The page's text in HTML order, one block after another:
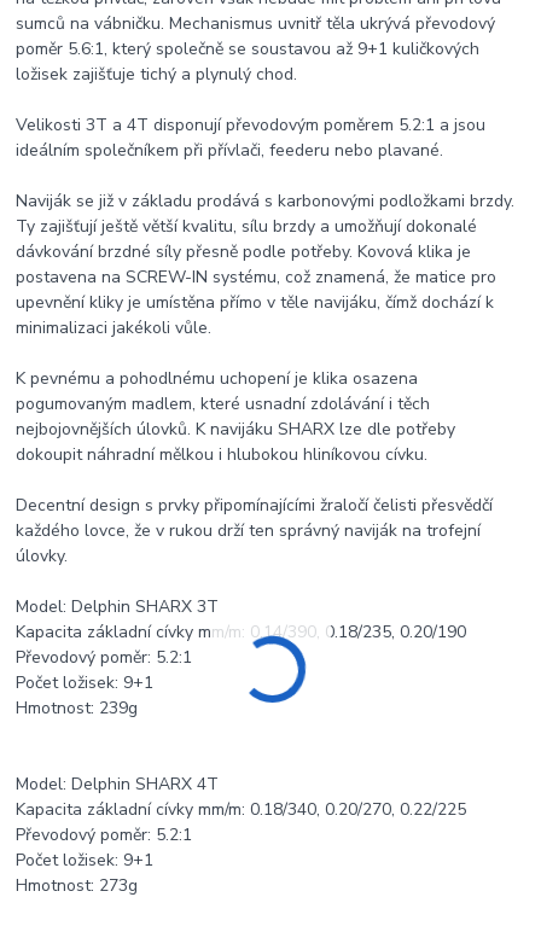
sumců na vábničku. Mechanismus uvnitř těla ukrývá převodový
poměr 5.6:1, který společně se soustavou až 9+1 kuličkových
ložisek zajišťuje tichý a plynulý chod.
Velikosti 3T a 4T disponují převodovým poměrem 5.2:1 a jsou
ideálním společníkem při přívlači, feederu nebo plavané.
Naviják se již v základu prodává s karbonovými podložkami brzdy.
Ty zajišťují ještě větší kvalitu, sílu brzdy a umožňují dokonalé
dávkování brzdné síly přesně podle potřeby. Kovová klika je
postavena na SCREW-IN systému, což znamená, že matice pro
upevnění kliky je umístěna přímo v těle navijáku, čímž dochází k
minimalizaci jakékoli vůle.
K pevnému a pohodlnému uchopení je klika osazena
pogumovaným madlem, které usnadní zdolávání i těch
nejbojovnějších úlovků. K navijáku SHARX lze dle potřeby
dokoupit náhradní mělkou i hlubokou hliníkovou cívku.
Decentní design s prvky připomínajícími žraločí čelisti přesvědčí
každého lovce, že v rukou drží ten správný naviják na trofejní
úlovky.
Model: Delphin SHARX 3T
Kapacita základní cívky mm/m: 0.14/390, 0.18/235, 0.20/190
Převodový poměr: 5.2:1
Počet ložisek: 9+1
Hmotnost: 239g
Model: Delphin SHARX 4T
Kapacita základní cívky mm/m: 0.18/340, 0.20/270, 0.22/225
Převodový poměr: 5.2:1
Počet ložisek: 9+1
Hmotnost: 273g